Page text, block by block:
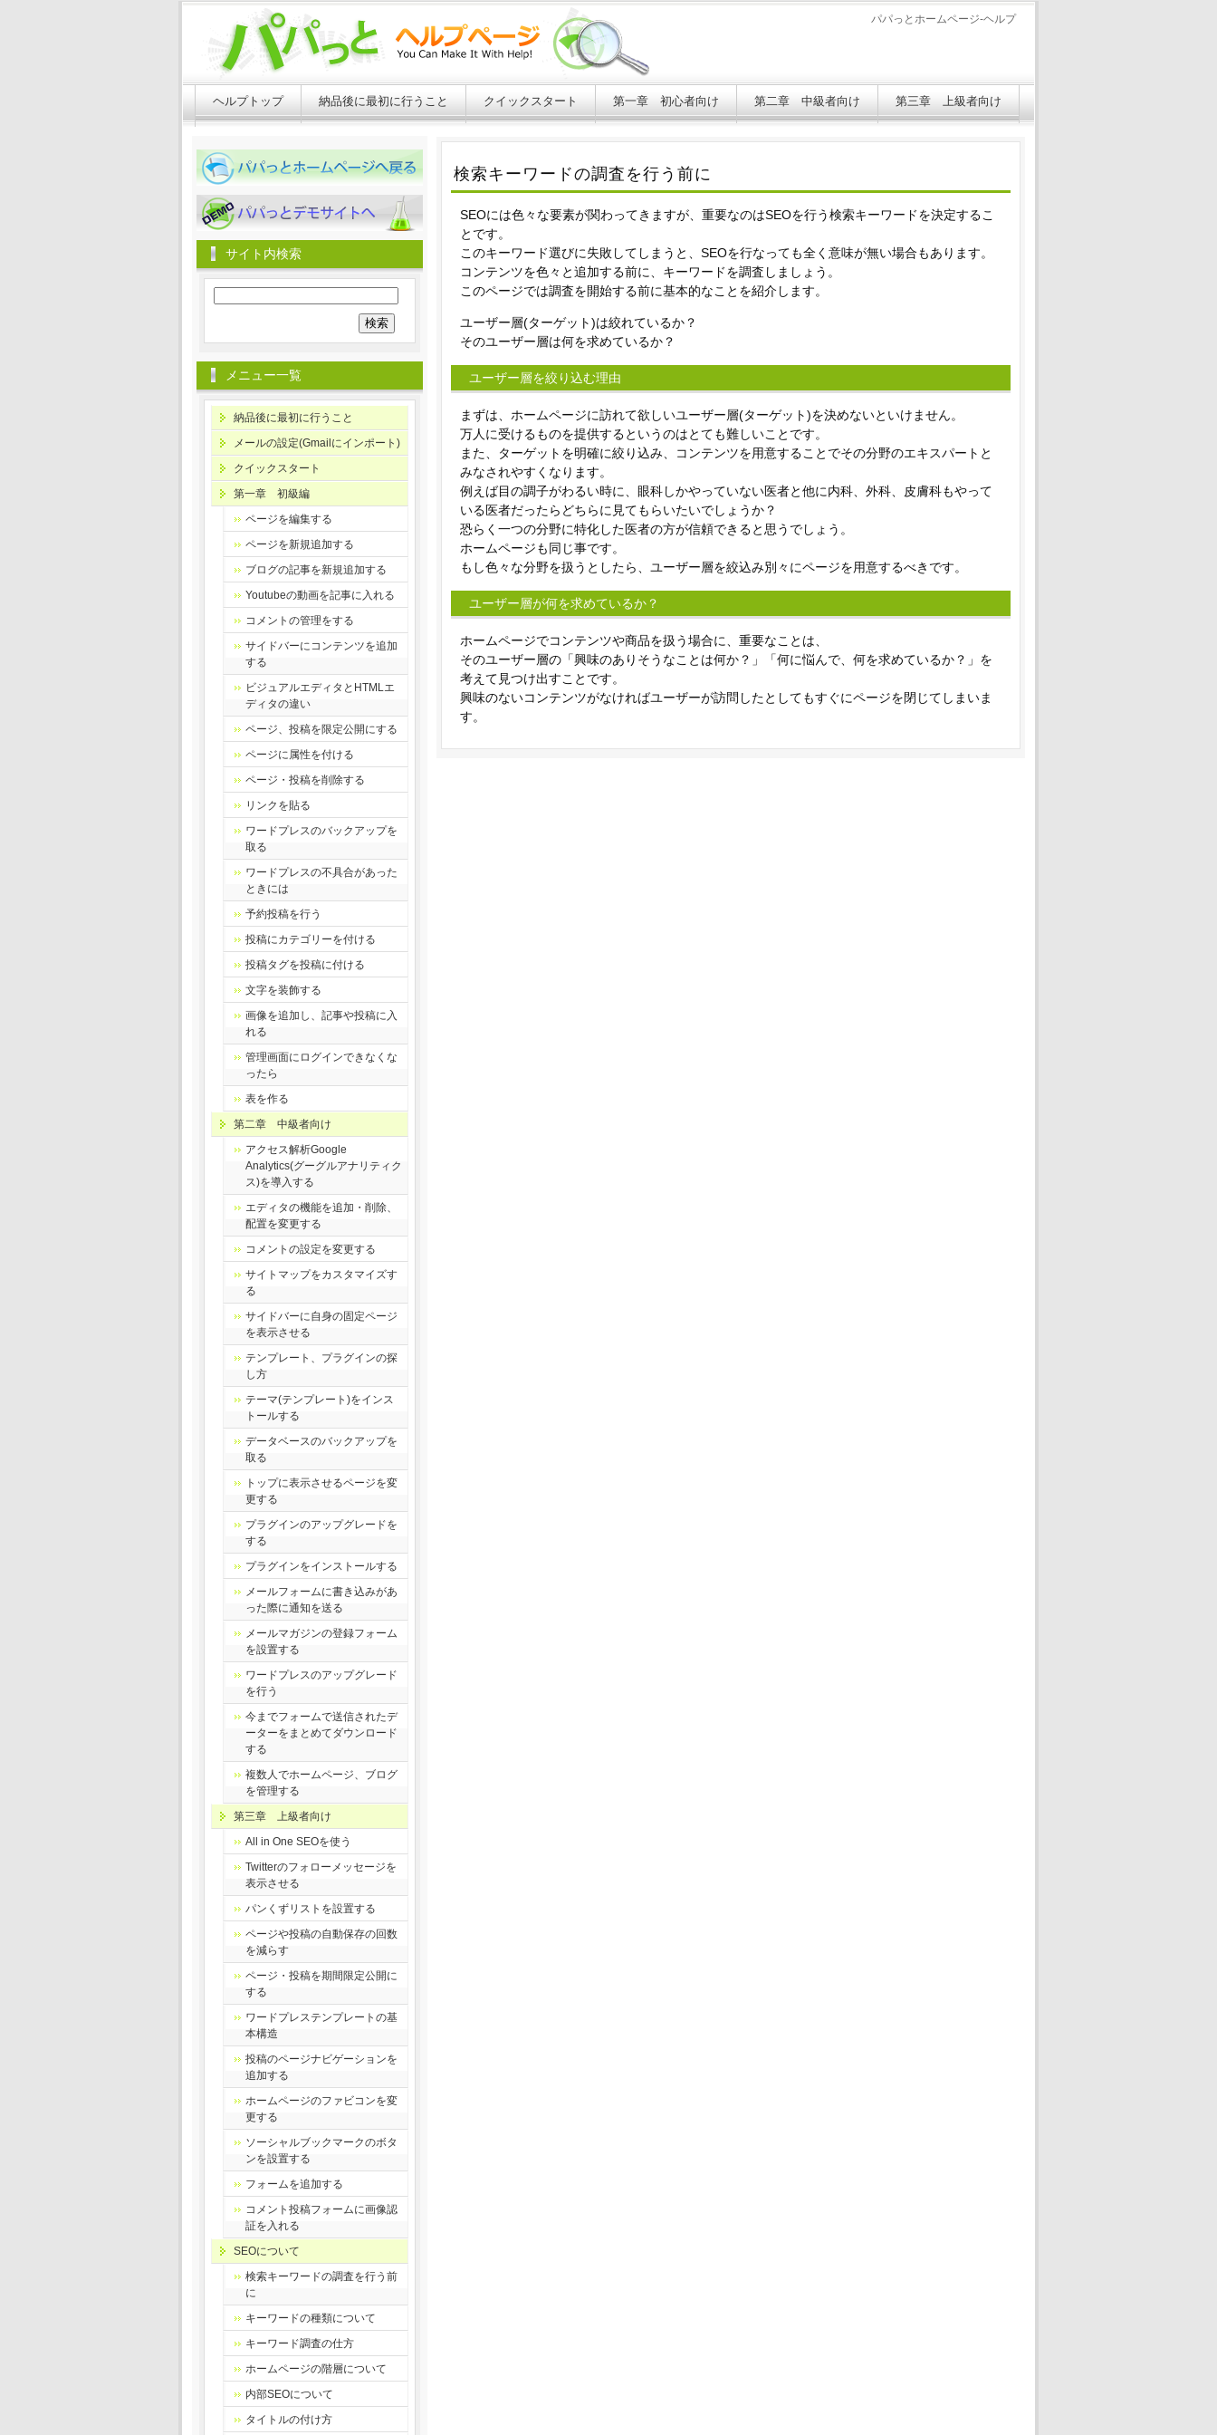
パパっとホームページ-ヘルプ
ヘルプトップ 納品後に最初に行うこと クイックスタート 第一章 初心者向け 第二章 中級者向け 第三章 上級者向け
検索キーワードの調査を行う前に
SEOには色々な要素が関わってきますが、重要なのはSEOを行う検索キーワードを決定するこ
とです。
このキーワード選びに失敗してしまうと、SEOを行なっても全く意味が無い場合もあります。
コンテンツを色々と追加する前に、キーワードを調査しましょう。
このページでは調査を開始する前に基本的なことを紹介します。
ユーザー層(ターゲット)は絞れているか？
そのユーザー層は何を求めているか？
ユーザー層を絞り込む理由
まずは、ホームページに訪れて欲しいユーザー層(ターゲット)を決めないといけません。
万人に受けるものを提供するというのはとても難しいことです。
また、ターゲットを明確に絞り込み、コンテンツを用意することでその分野のエキスパートと
みなされやすくなります。
例えば目の調子がわるい時に、眼科しかやっていない医者と他に内科、外科、皮膚科もやって
いる医者だったらどちらに見てもらいたいでしょうか？
恐らく一つの分野に特化した医者の方が信頼できると思うでしょう。
ホームページも同じ事です。
もし色々な分野を扱うとしたら、ユーザー層を絞込み別々にページを用意するべきです。
ユーザー層が何を求めているか？
ホームページでコンテンツや商品を扱う場合に、重要なことは、
そのユーザー層の「興味のありそうなことは何か？」「何に悩んで、何を求めているか？」を
考えて見つけ出すことです。
興味のないコンテンツがなければユーザーが訪問したとしてもすぐにページを閉じてしまいま
す。
パパっとホームページへ戻る
パパっとホームページへ戻る
サイト内検索
メニュー一覧
納品後に最初に行うこと
メールの設定(Gmailにインポート)
クイックスタート
第一章 初級編
ページを編集する
ページを新規追加する
ブログの記事を新規追加する
Youtubeの動画を記事に入れる
コメントの管理をする
サイドバーにコンテンツを追加
する
ビジュアルエディタとHTMLエ
ディタの違い
ページ、投稿を限定公開にする
ページに属性を付ける
ページ・投稿を削除する
リンクを貼る
ワードプレスのバックアップを
取る
ワードプレスの不具合があった
ときには
予約投稿を行う
投稿にカテゴリーを付ける
投稿タグを投稿に付ける
文字を装飾する
画像を追加し、記事や投稿に入
れる
管理画面にログインできなくな
ったら
表を作る
第二章 中級者向け
アクセス解析Google
Analytics(グーグルアナリティク
ス)を導入する
エディタの機能を追加・削除、
配置を変更する
コメントの設定を変更する
サイトマップをカスタマイズす
る
サイドバーに自身の固定ページ
を表示させる
テンプレート、プラグインの探
し方
テーマ(テンプレート)をインス
トールする
データベースのバックアップを
取る
トップに表示させるページを変
更する
プラグインのアップグレードを
する
プラグインをインストールする
メールフォームに書き込みがあ
った際に通知を送る
メールマガジンの登録フォーム
を設置する
ワードプレスのアップグレード
を行う
今までフォームで送信されたデ
ーターをまとめてダウンロード
する
複数人でホームページ、ブログ
を管理する
第三章 上級者向け
All in One SEOを使う
Twitterのフォローメッセージを
表示させる
パンくずリストを設置する
ページや投稿の自動保存の回数
を減らす
ページ・投稿を期間限定公開に
する
ワードプレステンプレートの基
本構造
投稿のページナビゲーションを
追加する
ホームページのファビコンを変
更する
ソーシャルブックマークのボタ
ンを設置する
フォームを追加する
コメント投稿フォームに画像認
証を入れる
SEOについて
検索キーワードの調査を行う前
に
キーワードの種類について
キーワード調査の仕方
ホームページの階層について
内部SEOについて
タイトルの付け方